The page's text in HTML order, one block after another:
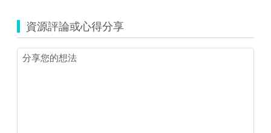
圖)
極
資源評論或心得分享